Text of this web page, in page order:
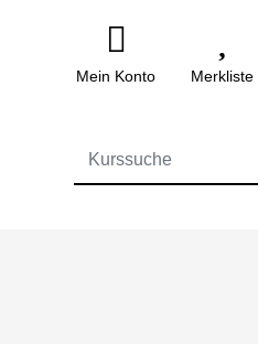
Mein Konto Merkliste